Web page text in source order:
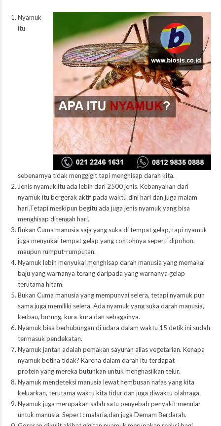
Nyamuk
itu
sebenarnya tidak menggigit tapi menghisap darah kita.
Jenis nyamuk itu ada lebih dari 2500 jenis. Kebanyakan dari
nyamuk itu bergerak aktif pada waktu dini hari dan juga malam
hari.Tetapi meskipun begitu ada juga jenis nyamuk yang bisa
menghisap ditengah hari.
Bukan Cuma manusia saja yang suka di tempat gelap, tapi nyamuk
juga menyukai tempat gelap yang contohnya seperti dipohon,
maupun rumput-rumputan.
Nyamuk lebih menyukai menghisap darah manusia yang memakai
baju yang warnanya terang daripada yang warnanya gelap
terutama hitam.
Bukan Cuma manusia yang mempunyai selera, tetapi nyamuk pun
sama juga memiliki selera. Ada nyamuk yang suka darah manusia,
kerbau, burung, kura-kura dan sebagainya.
Nyamuk bisa berhubungan di udara dalam waktu 15 detik ini sudah
termasuk pendekatan.
Nyamuk jantan adalah pemakan sayuran alias vegetarian. Kenapa
nyamuk betina tidak? Karena dalam darah itu terdapat
protein yang mereka butuhkan untuk menghasilkan telur.
Nyamuk mendeteksi manusia lewat hembusan nafas yang kita
keluarkan, terutama waktu kita tidur dan juga diwaktu olahraga.
Nyamuk juga merupakan salah satu penyebab penyakit menular
untuk manusia. Sepert : malaria,dan juga Demam Berdarah.